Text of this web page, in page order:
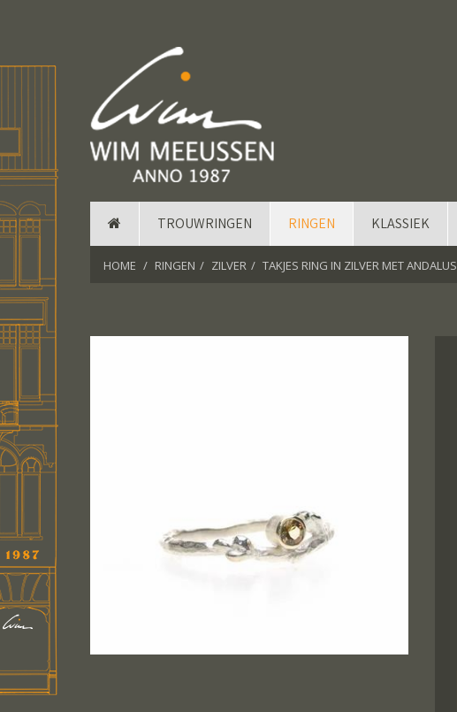
TROUWRINGEN RINGEN KLASSIEK
HOME RINGEN ZILVER TAKJES RING IN ZILVER MET